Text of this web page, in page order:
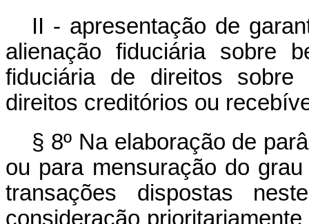
II - apresentação de
alienação fiduciária sobre
fiduciária de direitos
direitos creditórios ou
§ 8º Na elaboração de
ou para mensuração do
transações dispostas
consideração